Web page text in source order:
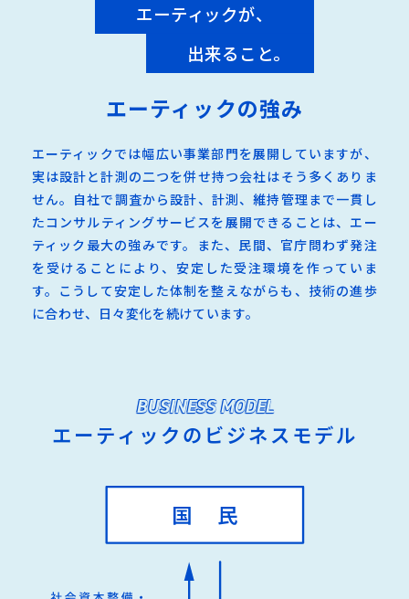
エーティックが、
出来ること。
エーティックの強み
エーティックでは幅広い事業部門を展開していますが、
実は設計と計測の二つを併せ持つ会社はそう多くありま
せん。自社で調査から設計、計測、維持管理まで一貫し
たコンサルティングサービスを展開できることは、エー
ティック最大の強みです。また、民間、官庁問わず発注
を受けることにより、安定した受注環境を作っていま
す。こうして安定した体制を整えながらも、技術の進歩
に合わせ、日々変化を続けています。
BUSINESS MODEL
エーティックのビジネスモデル